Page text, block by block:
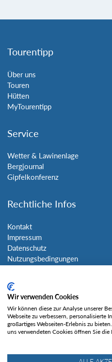
Tourentipp
Über uns
Touren
Hütten
MyTourentipp
Service
Wetter & Lawinenlage
Bergjournal
Gipfelkonferenz
Rechtliche Infos
Kontakt
Impressum
Datenschutz
Nutzungsbedingungen
Social Media
Gefällt
Wir verwenden Cookies
Wir können diese zur Analyse unserer
Webseite zu verbessern, personalisierte
großartiges Webseiten-Erlebnis zu
uns verwendeten Cookies öffnen Sie die